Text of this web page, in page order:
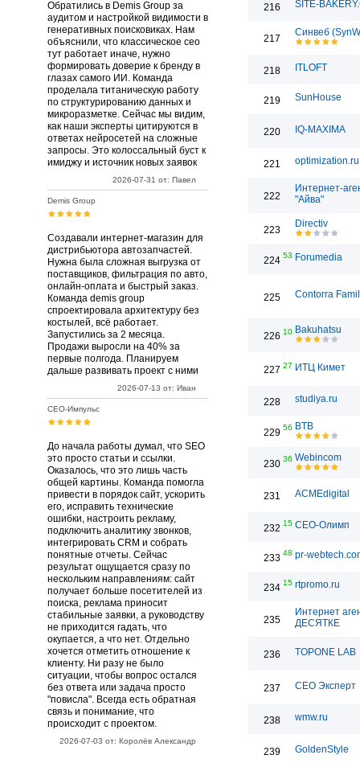
Обратились в Demis Group за
аудитом и настройкой видимости в
генеративных поисковиках. Нам
объяснили, что классическое сео
тут работает иначе, нужно
формировать доверие к бренду в
глазах самого ИИ. Команда
проделала титаническую работу
по структурированию данных и
микроразметке. Сейчас мы видим,
как наши эксперты цитируются в
ответах нейросетей на сложные
запросы. Это колоссальный буст к
имиджу и источник новых заявок
2026-07-31 от: Павел
Demis Group
Создавали интернет-магазин для
дистрибьютора автозапчастей.
Нужна была сложная выгрузка от
поставщиков, фильтрация по авто,
онлайн-оплата и быстрый заказ.
Команда demis group
спроектировала архитектуру без
костылей, всё работает.
Запустились за 2 месяца.
Продажи выросли на 40% за
первые полгода. Планируем
дальше развивать проект с ними
2026-07-13 от: Иван
СЕО-Импульс
До начала работы думал, что SEO
это просто статьи и ссылки.
Оказалось, что это лишь часть
общей картины. Команда помогла
привести в порядок сайт, ускорить
его, исправить технические
ошибки, настроить рекламу,
подключить аналитику звонков,
интегрировать CRM и собрать
понятные отчеты. Сейчас
результат ощущается сразу по
нескольким направлениям: сайт
получает больше посетителей из
поиска, реклама приносит
стабильные заявки, а руководству
не приходится гадать, что
окупается, а что нет. Отдельно
хочется отметить отношение к
клиенту. Ни разу не было
ситуации, чтобы вопрос остался
без ответа или задача просто
"повисла". Всегда есть обратная
связь и понимание, что
происходит с проектом.
2026-07-03 от: Королёв Александр
216 SITE-
217
Синвеб
218 ITLOFT
219 SunHouse
220 IQ-MAXIMA
221 optimization.ru
222
Интернет-
"Айва"
223
Directiv
224 53 Forumedia
225 Contorra
226 10 Bakuhatsu
227 27 ИТЦ Кимет
228 studiya.ru
229 56 BTB
230 36 Webincom
231 ACMEdigital
232 15 СЕО-Олимп
233 48 pr-
234 15 rtpromo.ru
235
Интернет
ДЕСЯТКЕ
236 TOPONE LAB
237 СЕО Эксперт
238 wmw.ru
239 GoldenStyle